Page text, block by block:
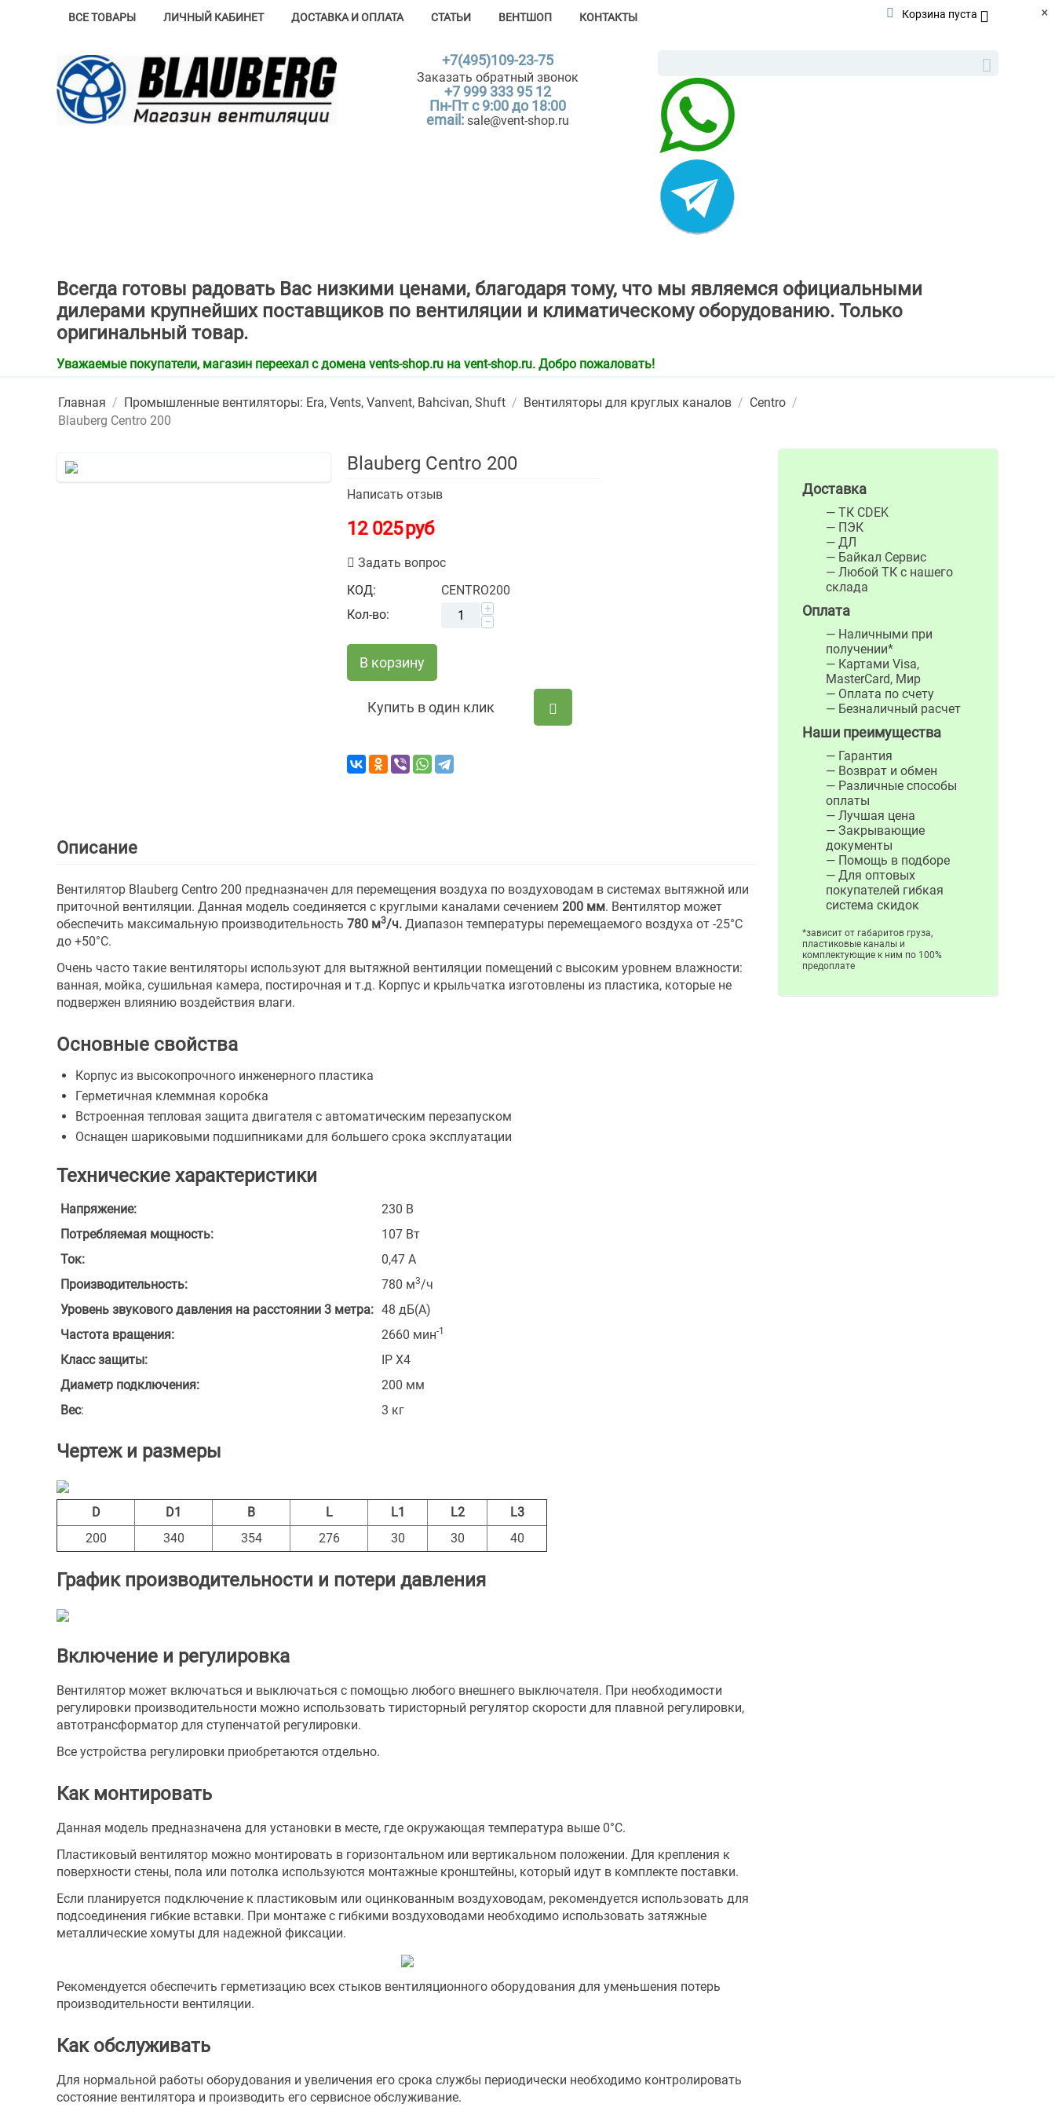
ВСЕ ТОВАРЫ ЛИЧНЫЙ КАБИНЕТ ДОСТАВКА И ОПЛАТА СТАТЬИ ВЕНТШОП КОНТАКТЫ Корзина пуста
+7(495)109-23-75
Заказать обратный звонок
+7 999 333 95 12
Пн-Пт с 9:00 до 18:00
email: sale@vent-shop.ru
Всегда готовы радовать Вас низкими ценами, благодаря тому, что мы являемся официальными
дилерами крупнейших поставщиков по вентиляции и климатическому оборудованию. Только
оригинальный товар.
Уважаемые покупатели, магазин переехал с домена vents-shop.ru на vent-shop.ru. Добро пожаловать!
Главная / Промышленные вентиляторы: Era, Vents, Vanvent, Bahcivan, Shuft / Вентиляторы для круглых каналов / Centro /
Blauberg Centro 200
Blauberg Centro 200
Написать отзыв
12 025руб
Задать вопрос
КОД:
CENTRO200
Кол-во:
+
−
В корзину
Купить в один клик
Описание
Вентилятор Blauberg Centro 200 предназначен для перемещения воздуха по воздуховодам в системах вытяжной или
приточной вентиляции. Данная модель соединяется с круглыми каналами сечением 200 мм. Вентилятор может
обеспечить максимальную производительность 780 м3/ч. Диапазон температуры перемещаемого воздуха от -25°С
до +50°С.
Очень часто такие вентиляторы используют для вытяжной вентиляции помещений с высоким уровнем влажности:
ванная, мойка, сушильная камера, постирочная и т.д. Корпус и крыльчатка изготовлены из пластика, которые не
подвержен влиянию воздействия влаги.
Основные свойства
Корпус из высокопрочного инженерного пластика
Герметичная клеммная коробка
Встроенная тепловая защита двигателя с автоматическим перезапуском
Оснащен шариковыми подшипниками для большего срока эксплуатации
Технические характеристики
Напряжение:
230 В
Потребляемая мощность:
107 Вт
Ток:
0,47 А
Производительность:
780 м3/ч
Уровень звукового давления на расстоянии 3 метра: 48 дБ(А)
Частота вращения:
2660 мин-1
Класс защиты:
IP X4
Диаметр подключения:
200 мм
Вес: 3 кг
Чертеж и размеры
D D1 B L L1 L2
L3
200
340 354 276 30 30 40
График производительности и потери давления
Включение и регулировка
Вентилятор может включаться и выключаться с помощью любого внешнего выключателя. При необходимости
регулировки производительности можно использовать тиристорный регулятор скорости для плавной регулировки,
автотрансформатор для ступенчатой регулировки.
Все устройства регулировки приобретаются отдельно.
Как монтировать
Данная модель предназначена для установки в месте, где окружающая температура выше 0°С.
Пластиковый вентилятор можно монтировать в горизонтальном или вертикальном положении. Для крепления к
поверхности стены, пола или потолка используются монтажные кронштейны, который идут в комплекте поставки.
Если планируется подключение к пластиковым или оцинкованным воздуховодам, рекомендуется использовать для
подсоединения гибкие вставки. При монтаже с гибкими воздуховодами необходимо использовать затяжные
металлические хомуты для надежной фиксации.
Рекомендуется обеспечить герметизацию всех стыков вентиляционного оборудования для уменьшения потерь
производительности вентиляции.
Как обслуживать
Для нормальной работы оборудования и увеличения его срока службы периодически необходимо контролировать
состояние вентилятора и производить его сервисное обслуживание.
Доставка
— ТК CDEK
— ПЭК
— ДЛ
— Байкал Сервис
— Любой ТК с нашего
склада
Оплата
— Наличными при
получении*
— Картами Visa,
MasterCard, Мир
— Оплата по счету
— Безналичный расчет
Наши преимущества
— Гарантия
— Возврат и обмен
— Различные способы
оплаты
— Лучшая цена
— Закрывающие
документы
— Помощь в подборе
— Для оптовых
покупателей гибкая
система скидок
*зависит от габаритов груза,
пластиковые каналы и
комплектующие к ним по 100%
предоплате
×